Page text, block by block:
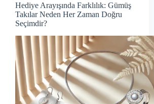
Hediye Arayışında Farklılık: Gümüş
Takılar Neden Her Zaman Doğru
Seçimdir?